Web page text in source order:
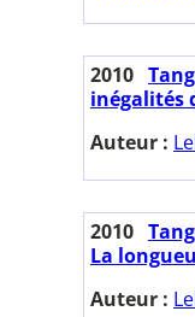
2010
inégalités
Auteur :
2010
La
Auteur :